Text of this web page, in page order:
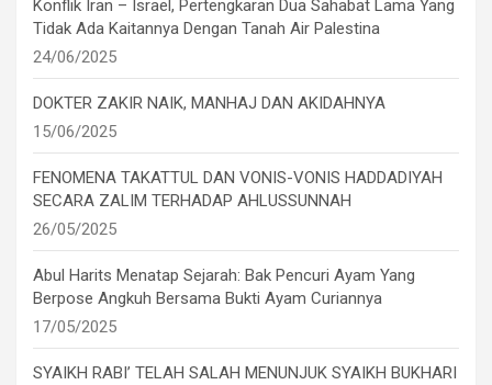
Konflik Iran – Israel, Pertengkaran Dua Sahabat Lama Yang
Tidak Ada Kaitannya Dengan Tanah Air Palestina
24/06/2025
DOKTER ZAKIR NAIK, MANHAJ DAN AKIDAHNYA
15/06/2025
FENOMENA TAKATTUL DAN VONIS-VONIS HADDADIYAH
SECARA ZALIM TERHADAP AHLUSSUNNAH
26/05/2025
Abul Harits Menatap Sejarah: Bak Pencuri Ayam Yang
Berpose Angkuh Bersama Bukti Ayam Curiannya
17/05/2025
SYAIKH RABI’ TELAH SALAH MENUNJUK SYAIKH BUKHARI